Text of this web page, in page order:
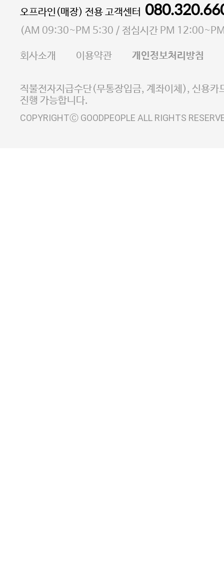
통신판매업 신고번호 2023-서울마포-3931호
사업자등록번호 105-81-58242
E-MAIL goodpeople@gpin.co.kr
사업자정보확인
이니시스 에스크로 서비
오프라인(매장) 전용 고객센터
(AM 09:30~PM 5:30 / 점심시간 PM
회사소개 이용약관 개인정보처리방침
직불전자지급수단(무통장입금, 계좌이체), 신용카
진행 가능합니다.
COPYRIGHTⒸ GOODPEOPLE ALL RIGHTS